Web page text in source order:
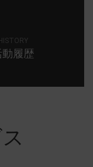
HISTORY
動履歴